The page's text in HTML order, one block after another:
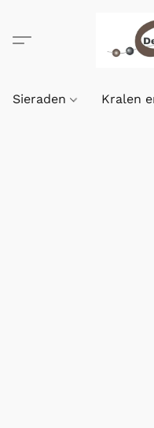
Sieraden Kralen